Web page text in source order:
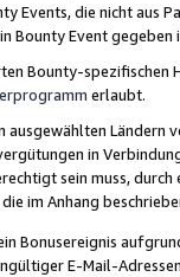
Events, die nicht
Bounty Event
Bounty-spezifischen
erlaubt.
ausgewählten Ländern
in
sein muss,
im Anhang
Bonusereignis
E-Mail-